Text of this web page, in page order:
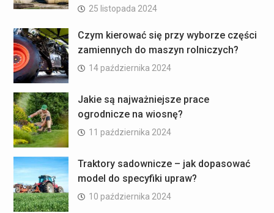
25 listopada 2024
Czym kierować się przy wyborze części
zamiennych do maszyn rolniczych?
14 października 2024
Jakie są najważniejsze prace
ogrodnicze na wiosnę?
11 października 2024
Traktory sadownicze – jak dopasować
model do specyfiki upraw?
10 października 2024